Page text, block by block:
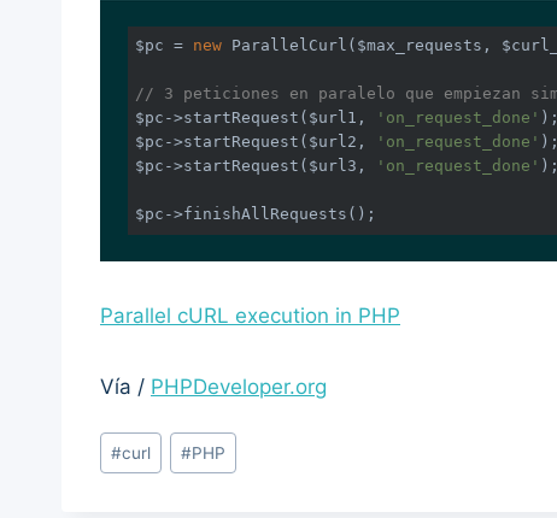
$pc = new ParallelCurl($max_requests,
// 3 peticiones en paralelo que empiezan
$pc->startRequest($url1,
'on_request_done' );
$pc->startRequest($url2,
'on_request_done' );
$pc->startRequest($url3,
'on_request_done' );
$pc->finishAllRequests();
Parallel cURL execution in PHP
Vía / PHPDeveloper.org
Post
Tags:
#curl #PHP